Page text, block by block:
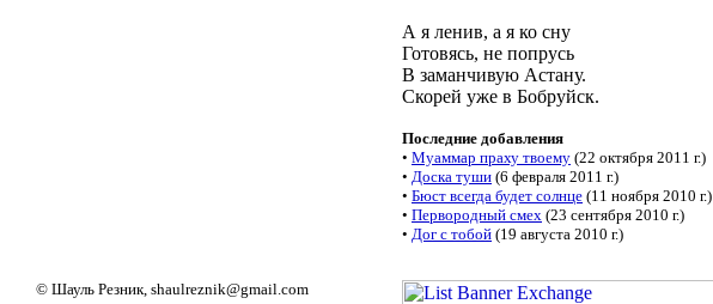
А я ленив, а я ко сну
Готовясь, не попрусь
В заманчивую Астану.
Скорей уже в Бобруйск.
Последние добавления
• Муаммар праху твоему (22 октября 2011 г.)
• Доска туши (6 февраля 2011 г.)
• Бюст всегда будет солнце (11 ноября 2010 г.)
• Первородный смех (23 сентября 2010 г.)
• Дог с тобой (19 августа 2010 г.)
© Шауль Резник, shaulreznik@gmail.com